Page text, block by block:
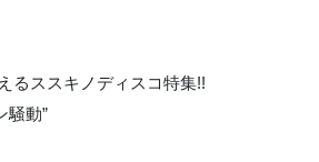
るススキノディスコ特集!!
騒動”